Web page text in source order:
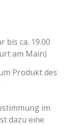
bis ca. 19.00
am Main)
Produkt des
im
dazu eine